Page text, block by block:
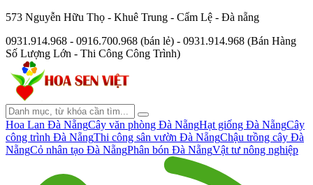
573 Nguyễn Hữu Thọ - Khuê Trung - Cẩm Lệ - Đà nẵng
0931.914.968 - 0916.700.968 (bán lẻ) - 0931.914.968 (Bán Hàng
Số Lượng Lớn - Thi Công Công Trình)
Hoa Lan Đà NẵngCây văn phòng Đà NẵngHạt giống Đà NẵngCây
công trình Đà NẵngThi công sân vườn Đà NẵngChậu trồng cây Đà
NẵngCỏ nhân tạo Đà NẵngPhân bón Đà NẵngVật tư nông nghiệp